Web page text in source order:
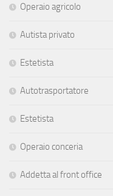
Operaio agricolo
Autista privato
Estetista
Autotrasportatore
Estetista
Operaio conceria
Addetta al front office